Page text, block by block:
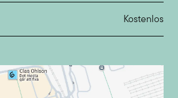
Kostenlos